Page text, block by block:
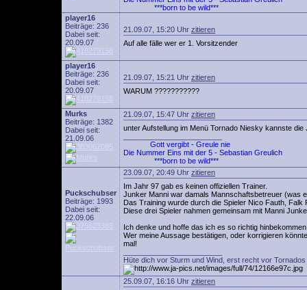
***born to be wild***
player16
Beiträge: 236
Dabei seit:
20.09.07
21.09.07, 15:20 Uhr zitieren
Auf alle fälle wer er 1. Vorsitzender
player16
Beiträge: 236
Dabei seit:
20.09.07
21.09.07, 15:21 Uhr zitieren
WARUM ???????????
Murks
Beiträge: 1382
Dabei seit:
21.09.06
21.09.07, 15:47 Uhr zitieren
unter Aufstellung im Menü Tornado Niesky kannste
Gott vergibt - Greule nie
Die Nummer Eins mit der 5 - Sebastian Greulich
***born to be wild***
Puckschubser
Beiträge: 1993
Dabei seit:
22.09.06
23.09.07, 20:49 Uhr zitieren
Im Jahr 97 gab es keinen offiziellen Trainer.
Junker Manni war damals Mannschaftsbetreuer (was
Das Training wurde durch die Spieler Nico Fauth,
Diese drei Spieler nahmen gemeinsam mit Manni
Ich denke und hoffe das ich es so richtig
Wer meine Aussage bestätigen, oder korrigieren
mal!
Hüte dich vor Sturm und Wind, erst recht vor
25.09.07, 16:16 Uhr zitieren